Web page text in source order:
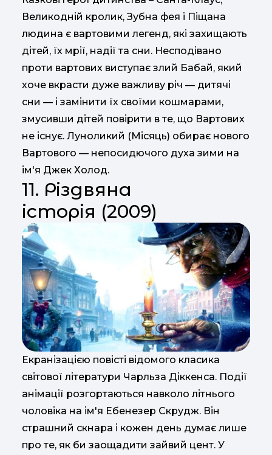
Великодній кролик, Зубна фея і Піщана
людина є вартовими легенд, які захищають
дітей, їх мрії, надії та сни. Несподівано
проти вартових виступає злий Бабай, який
хоче вкрасти дуже важливу річ — дитячі
сни — і замінити їх своїми кошмарами,
змусивши дітей повірити в те, що Вартових
не існує. Луноликий (Місяць) обирає нового
Вартового — непосидючого духа зими на
ім'я Джек Холод.
11. Різдвяна
історія (2009)
Екранізацією повісті відомого класика
світової літератури Чарльза Діккенса. Події
анімації розгортаються навколо літнього
чоловіка на ім'я Ебенезер Скрудж. Він
страшний скнара і кожен день думає лише
про те, як би заощадити зайвий цент. У